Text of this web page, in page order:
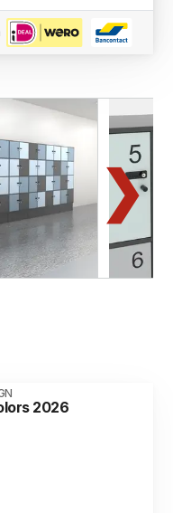
2026